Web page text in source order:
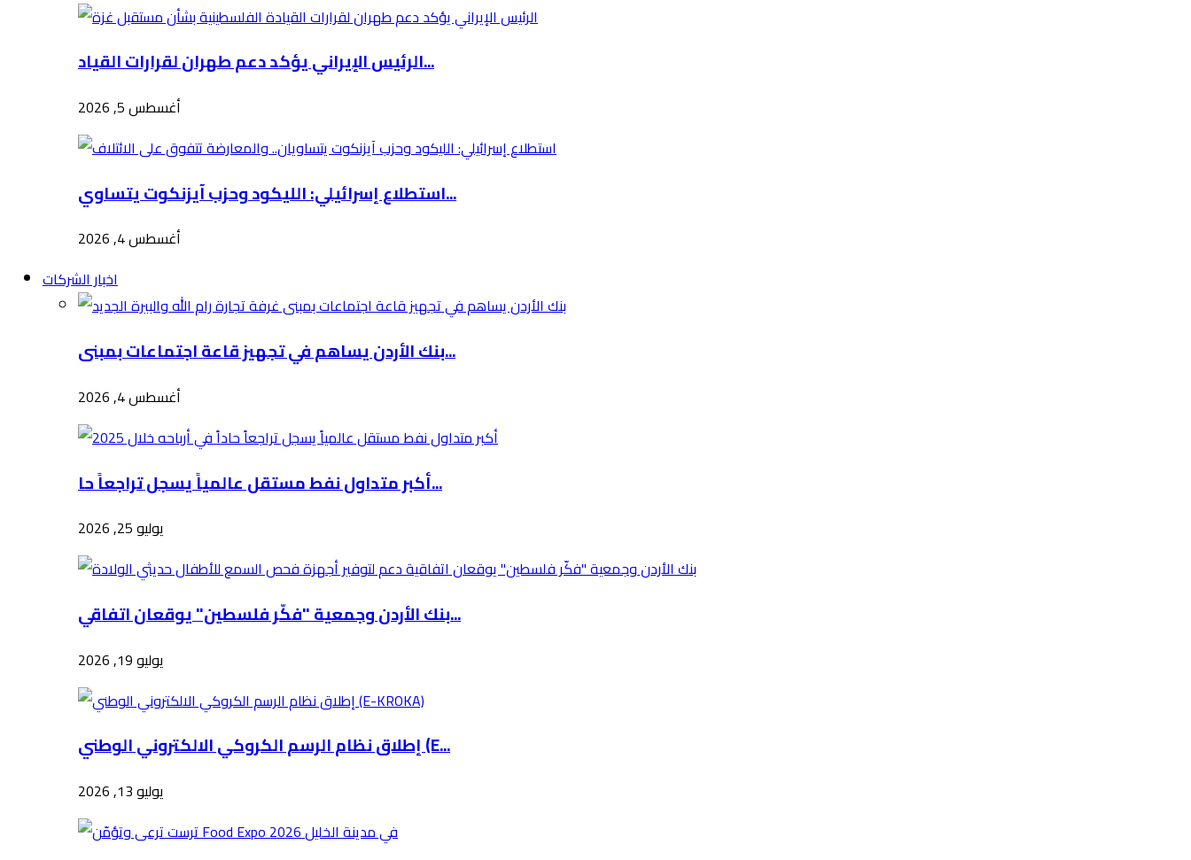
الرئيس الإيراني يؤكد دعم طهران لقرارات القياد...
أغسطس 5, 2026
استطلاع إسرائيلي: الليكود وحزب آيزنكوت يتساوي...
أغسطس 4, 2026
اخبار الشركات
بنك الأردن يساهم في تجهيز قاعة اجتماعات بمبنى...
أغسطس 4, 2026
أكبر متداول نفط مستقل عالمياً يسجل تراجعاً حا...
يوليو 25, 2026
بنك الأردن وجمعية "فكّر فلسطين" يوقعان اتفاقي...
يوليو 19, 2026
إطلاق نظام الرسم الكروكي الالكتروني الوطني (E...
يوليو 13, 2026